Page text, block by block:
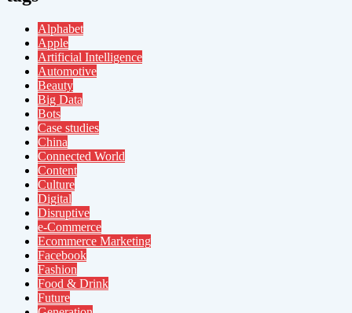
Alphabet
Apple
Artificial Intelligence
Automotive
Beauty
Big Data
Bots
Case studies
China
Connected World
Content
Culture
Digital
Disruptive
e-Commerce
Ecommerce Marketing
Facebook
Fashion
Food & Drink
Future